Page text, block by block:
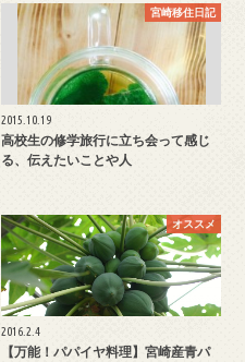
宮崎移住日記
2015.10.19
高校生の修学旅行に立ち会って感じ
る、伝えたいことや人
オススメ
2016.2.4
【万能！パパイヤ料理】宮崎産青パ